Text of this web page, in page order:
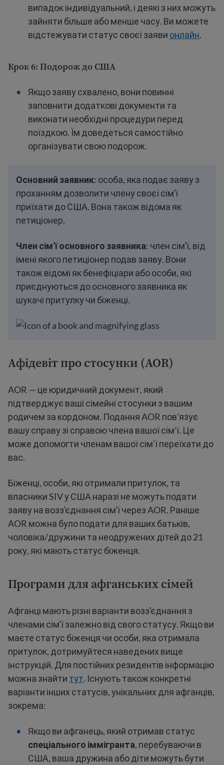
випадок індивідуальний, і деякі з них можуть
зайняти більше або менше часу. Ви можете
відстежувати статус своєї заяви онлайн.
Крок 6: Подорож до США
Якщо заяву схвалено, вони повинні
заповнити додаткові документи та
виконати необхідні процедури перед
поїздкою. Їм доведеться самостійно
організувати свою подорож.
Основний заявник: особа, яка подає заяву з
проханням дозволити члену своєї сімʼї
приїхати до США. Вона також відома як
петиціонер.
Член сім’ї основного заявника: член сімʼї, від
імені якого петиціонер подав заяву. Вони
також відомі як бенефіціари або особи, які
приєднуються до основного заявника як
шукачі притулку чи біженці.
Афідевіт про стосунки (AOR)
AOR — це юридичний документ, який
підтверджує ваші сімейні стосунки з вашим
родичем за кордоном. Подання AOR пов'язує
вашу справу зі справою члена вашої сім'ї. Це
може допомогти членам вашої сім'ї переїхати до
вас.
Біженці, особи, які отримали притулок, та
власники SIV у США наразі не можуть подати
заяву на воззʼєднання сімʼї через AOR. Раніше
AOR можна було подати для ваших батьків,
чоловіка/дружини та неодружених дітей до 21
року, які мають статус біженця.
Програми для афганських сімей
Афганці мають різні варіанти воззʼєднання з
членами сімʼї залежно від свого статусу. Якщо ви
маєте статус біженця чи особи, яка отримала
притулок, дотримуйтеся наведених вище
інструкцій. Для постійних резидентів інформацію
можна знайти тут. Існують також конкретні
варіанти інших статусів, унікальних для афганців,
зокрема:
Якщо ви афганець, який отримав статус
спеціального іммігранта, перебуваючи в
США, ваша дружина або діти можуть бути